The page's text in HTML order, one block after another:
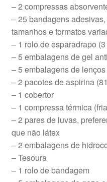
– 2 compressas
– 25 bandagens
tamanhos e formatos
– 1 rolo de esparadrapo
– 5 embalagens de gel
– 5 embalagens de
– 2 pacotes de aspirina
– 1 cobertor
– 1 compressa térmica
– 2 pares de luvas,
que não látex
– 2 embalagens de
– Tesoura
– 1 rolo de bandagem